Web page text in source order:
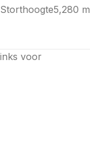
Storthoogte5,280 m